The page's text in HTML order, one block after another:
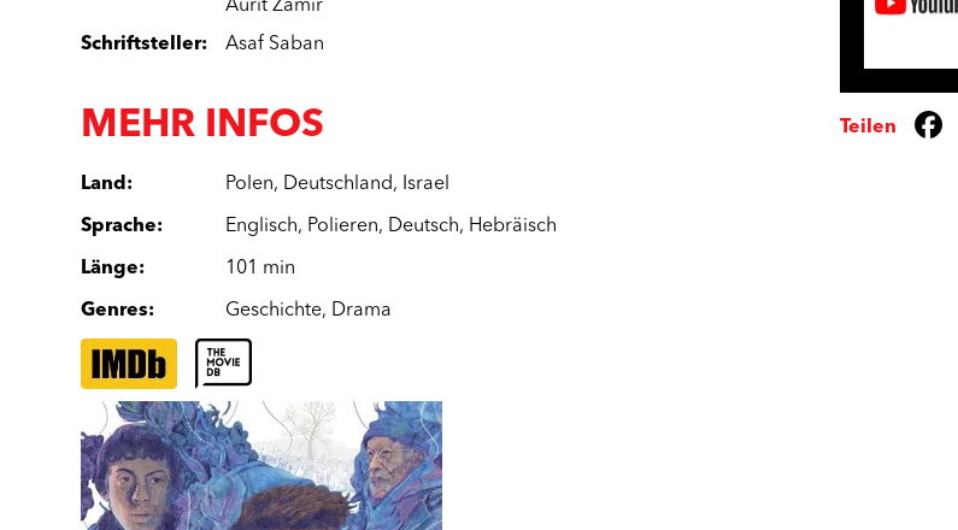
Aurit Zamir
Schriftsteller: Asaf Saban
MEHR INFOS
Land : Polen, Deutschland, Israel
Sprache: Englisch, Polieren, Deutsch, Hebräisch
Länge: 101 min
Genres: Geschichte, Drama
Teilen